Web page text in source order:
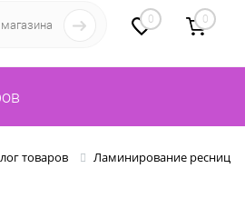
0 0
товаров Ламинирование ресниц и